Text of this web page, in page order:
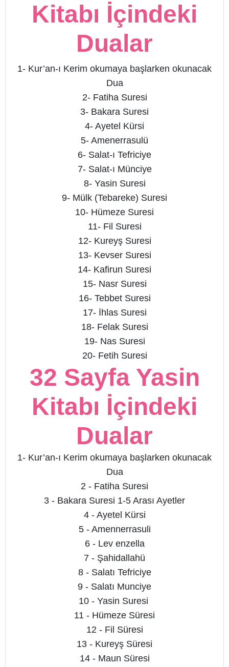
Kitabı İçindeki
Dualar
1- Kur’an-ı Kerim okumaya başlarken okunacak
Dua
2- Fatiha Suresi
3- Bakara Suresi
4- Ayetel Kürsi
5- Amenerrasulü
6- Salat-ı Tefriciye
7- Salat-ı Münciye
8- Yasin Suresi
9- Mülk (Tebareke) Suresi
10- Hümeze Suresi
11- Fil Suresi
12- Kureyş Suresi
13- Kevser Suresi
14- Kafirun Suresi
15- Nasr Suresi
16- Tebbet Suresi
17- İhlas Suresi
18- Felak Suresi
19- Nas Suresi
20- Fetih Suresi
32 Sayfa Yasin
Kitabı İçindeki
Dualar
1- Kur’an-ı Kerim okumaya başlarken okunacak
Dua
2 - Fatiha Suresi
3 - Bakara Suresi 1-5 Arası Ayetler
4 - Ayetel Kürsi
5 - Amennerrasuli
6 - Lev enzella
7 - Şahidallahü
8 - Salatı Tefriciye
9 - Salatı Munciye
10 - Yasin Suresi
11 - Hümeze Süresi
12 - Fil Süresi
13 - Kureyş Süresi
14 - Maun Süresi